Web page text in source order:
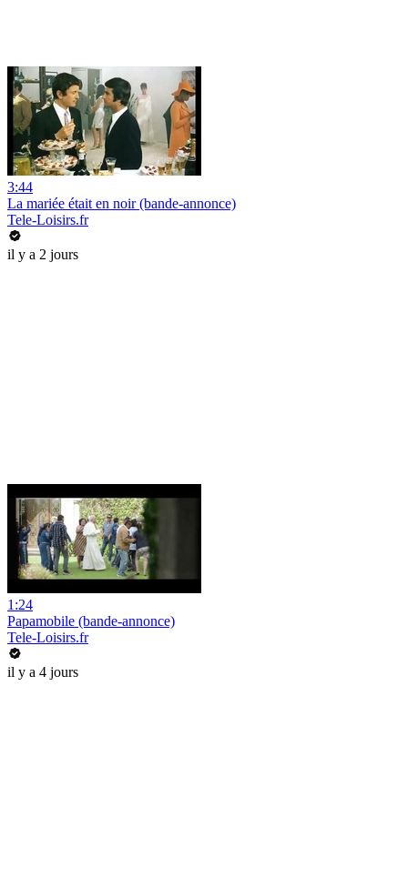
3:44
La mariée était en noir (bande-annonce)
Tele-Loisirs.fr
il y a 2 jours
1:24
Papamobile (bande-annonce)
Tele-Loisirs.fr
il y a 4 jours